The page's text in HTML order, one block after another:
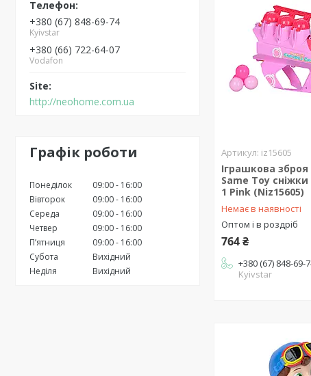
+380 (67) 848-69-74
Kyivstar
+380 (66) 722-64-07
Vodafon
http://neohome.com.ua
Графік роботи
Понеділок 09:00
16:00
Вівторок
09:00
16:00
Середа
09:00
16:00
Четвер
09:00
16:00
Пʼятниця
09:00
16:00
Субота
Вихідний
Неділя
Вихідний
iz15605
Іграшкова
Same Toy сніжки
1 Pink (Niz15605)
Немає в наявності
Оптом і в роздріб
764 ₴
+380 (67) 848-69-
Kyivstar